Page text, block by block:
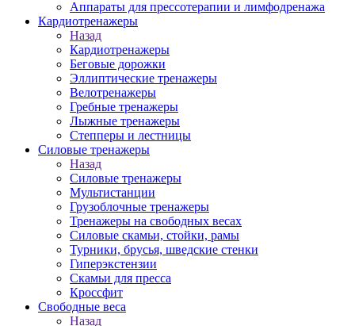
Аппараты для прессотерапии и лимфодренажа
Кардиотренажеры
Назад
Кардиотренажеры
Беговые дорожки
Эллиптические тренажеры
Велотренажеры
Гребные тренажеры
Лыжные тренажеры
Степперы и лестницы
Силовые тренажеры
Назад
Силовые тренажеры
Мультистанции
Грузоблочные тренажеры
Тренажеры на свободных весах
Силовые скамьи, стойки, рамы
Турники, брусья, шведские стенки
Гиперэкстензии
Скамьи для пресса
Кроссфит
Свободные веса
Назад